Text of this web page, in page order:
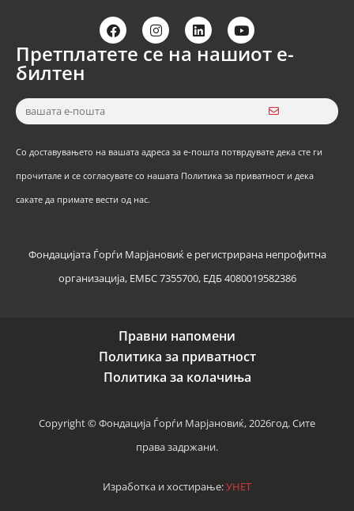
Претплатете се на нашиот е-
билтен
Со доставувањето на вашата адреса за е-пошта потврдувате дека сте ги
прочитале и се согласувате со нашата Политика за приватност и дека
сакате да примате вести од нас.
Фондацијата Ѓорѓи Марјановиќ е регистрирана непрофитна
организација, ЕМБС 7355700, ЕДБ 4080019582386
Правни напомени
Политика за приватност
Политика за колачиња
Copyright © Фондација Ѓорѓи Марјановиќ, 2026год. Сите
права задржани.
Изработка и хостирање:УНЕТ